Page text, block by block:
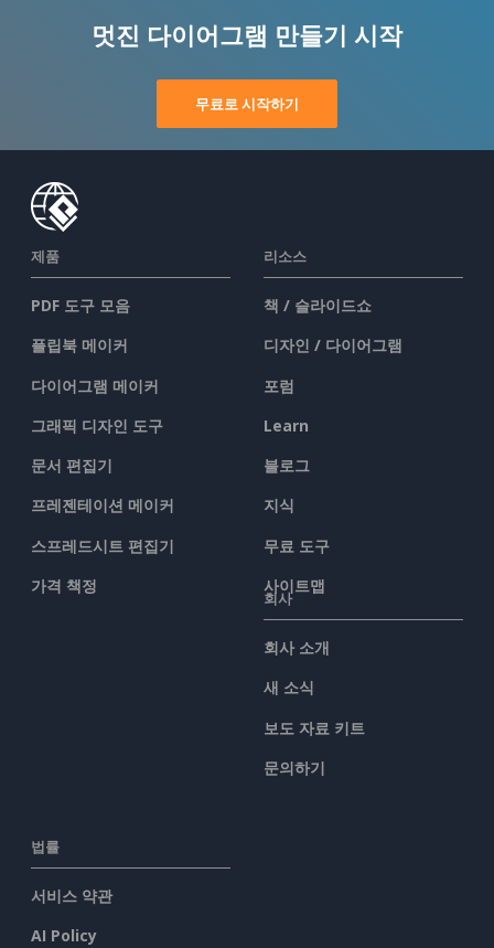
멋진 다이어그램 만들기 시작
무료로 시작하기
제품
PDF 도구 모음
플립북 메이커
다이어그램 메이커
그래픽 디자인 도구
문서 편집기
프레젠테이션 메이커
스프레드시트 편집기
가격 책정
리소스
책 / 슬라이드쇼
디자인 / 다이어그램
포럼
Learn
블로그
지식
무료 도구
사이트맵
회사
회사 소개
새 소식
보도 자료 키트
문의하기
법률
서비스 약관
AI Policy